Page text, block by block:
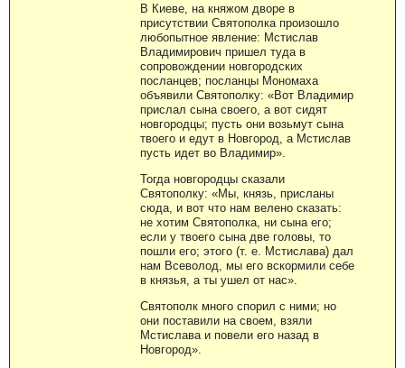
В Киеве, на княжом дворе в
присутствии Святополка произошло
любопытное явление: Мстислав
Владимирович пришел туда в
сопровождении новгородских
посланцев; посланцы Мономаха
объявили Святополку: «Вот Владимир
прислал сына своего, а вот сидят
новгородцы; пусть они возьмут сына
твоего и едут в Новгород, а Мстислав
пусть идет во Владимир».
Тогда новгородцы сказали
Святополку: «Мы, князь, присланы
сюда, и вот что нам велено сказать:
не хотим Святополка, ни сына его;
если у твоего сына две головы, то
пошли его; этого (т. е. Мстислава) дал
нам Всеволод, мы его вскормили себе
в князья, а ты ушел от нас».
Святополк много спорил с ними; но
они поставили на своем, взяли
Мстислава и повели его назад в
Новгород».